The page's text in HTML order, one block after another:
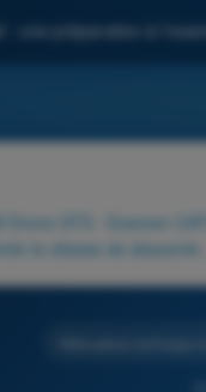
: une préparation à
Drone STS - Examen CATS